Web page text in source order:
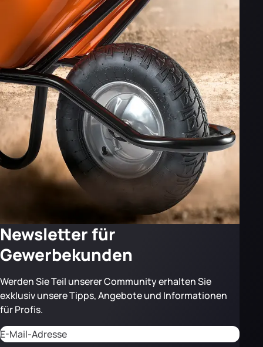
Newsletter für
Gewerbekunden
Werden Sie Teil unserer Community erhalten Sie
exklusiv unsere Tipps, Angebote und Informationen
für Profis.
Adresse email
CAPTCHA